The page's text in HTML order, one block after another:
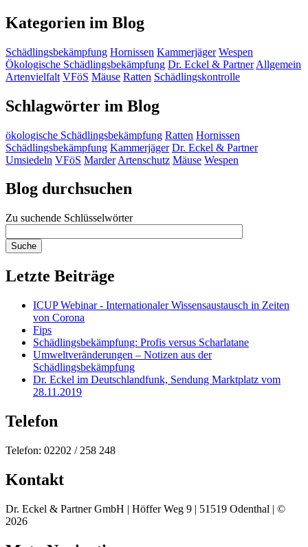
Kategorien im Blog
Schädlingsbekämpfung Hornissen Kammerjäger Wespen
Ökologische Schädlingsbekämpfung Dr. Eckel & Partner Allgemein
Artenvielfalt VFöS Mäuse Ratten Schädlingskontrolle
Schlagwörter im Blog
ökologische Schädlingsbekämpfung Ratten Hornissen
Schädlingsbekämpfung Kammerjäger Dr. Eckel & Partner
Umsiedeln VFöS Marder Artenschutz Mäuse Wespen
Blog durchsuchen
Zu suchende Schlüsselwörter
Letzte Beiträge
ICUP Webinar - Internationaler Wissensaustausch in Zeiten
von Corona
Fips
Schädlingsbekämpfung: Profis versus Scharlatane
Umweltveränderungen – Notizen aus der
Schädlingsbekämpfung
Dr. Eckel im Deutschlandfunk, Sendung Marktplatz vom
28.11.2019
Telefon
Telefon: 02202 / 258 248
Kontakt
Dr. Eckel & Partner GmbH | Höffer Weg 9 | 51519 Odenthal | ©
2026